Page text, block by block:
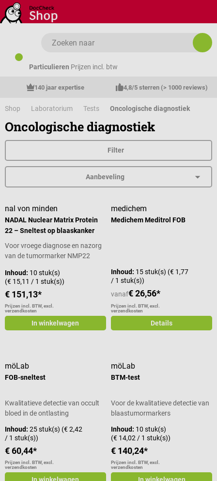
Ga naar de hoofdinhoud
Particulieren Prijzen incl. btw
140 jaar expertise 4,8/5 sterren (> 1000 reviews)
Shop Laboratorium Tests Oncologische diagnostiek
Oncologische diagnostiek
Filter
nal von minden
NADAL Nuclear Matrix Protein
22 – Sneltest op blaaskanker
Voor vroege diagnose en nazorg
van de tumormarker NMP22
Inhoud: 10 stuk(s)
(€ 15,11 / 1 stuk(s))
€ 151,13*
Prijzen incl. BTW, excl.
verzendkosten
In winkelwagen
medichem
Medichem Meditrol FOB
Inhoud: 15 stuk(s) (€ 1,77
/ 1 stuk(s))
vanaf€ 26,56*
Prijzen incl. BTW, excl.
verzendkosten
Details
möLab
FOB-sneltest
Kwalitatieve detectie van occult
bloed in de ontlasting
Inhoud: 25 stuk(s) (€ 2,42
/ 1 stuk(s))
€ 60,44*
Prijzen incl. BTW, excl.
verzendkosten
In winkelwagen
möLab
BTM-test
Voor de kwalitatieve detectie van
blaastumormarkers
Inhoud: 10 stuk(s)
(€ 14,02 / 1 stuk(s))
€ 140,24*
Prijzen incl. BTW, excl.
verzendkosten
In winkelwagen